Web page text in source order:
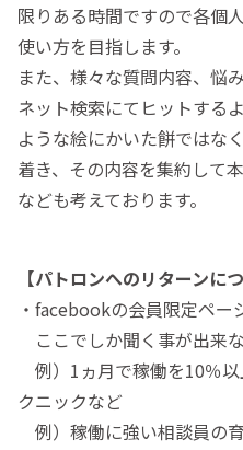
限りある時間ですので各個
使い方を目指します。
また、様々な質問内容、悩
ネット検索にてヒットする
ような絵にかいた餅ではな
着き、その内容を集約して
なども考えております。
【パトロンへのリターンにつ
・facebookの会員限定ペー
ここでしか聞く事が出来
例）1ヵ月で稼働を10％
クニックなど
例）稼働に強い相談員の